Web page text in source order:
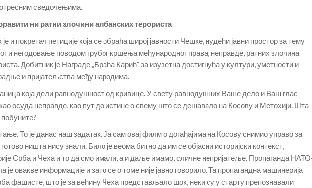
сведочењима.
ни ратни злочини албанских терориста
и покретач петиције која се обраћа широј јавности Чешке, нудећи јавни простор за тему
и негодовање поводом грубог кршења међународног права, неправде, ратних злочина
Добитник је Награде „Браћа Карић” за изузетна достигнућа у култури, уметности и
и пријатељства међу народима.
која дели равнодушност од кривице. У свету равнодушних Ваше дело и Ваш глас
осуда неправде, као пут до истине о свему што се дешавало на Косову и Метохији. Шта
побуните?
То је данас наш задатак. Ја сам овај филм о догађајима на Косову снимио управо за
ништа нису знали. Било је веома битно да им се објасни историјски контекст,
Срба и Чеха и то да смо имали, а и даље имамо, сличне непријатеље. Пропаганда
је овакве информације и зато се о томе није јавно говорило. Та пропагандна машинерија
фашисте, што је за већину Чеха представљало шок, неки су у старту препознавали